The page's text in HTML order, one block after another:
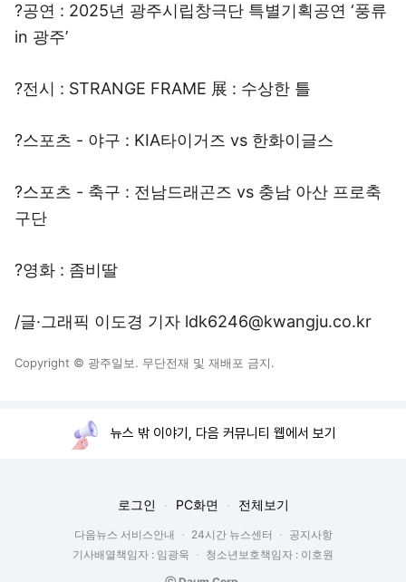
?공연 : 2025년 광주시립창극단 특별기획공연 ‘풍류
in 광주’
?전시 : STRANGE FRAME 展 : 수상한 틀
?스포츠 - 야구 : KIA타이거즈 vs 한화이글스
?스포츠 - 축구 : 전남드래곤즈 vs 충남 아산 프로축
구단
?영화 : 좀비딸
/글·그래픽 이도경 기자 ldk6246@kwangju.co.kr
Copyright © 광주일보. 무단전재 및 재배포 금지.
뉴스 밖 이야기, 다음 커뮤니티 웹에서 보기
로그인 PC화면 전체보기
다음뉴스 서비스안내 24시간 뉴스센터
공지사항
기사배열책임자 : 임광욱
청소년보호책임자 : 이호원